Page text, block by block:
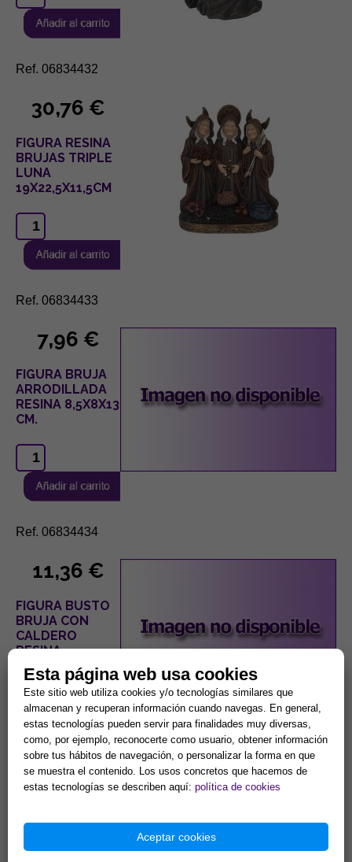
Ref. 06834432
30,76 €
FIGURA RESINA
BRUJAS TRIPLE
LUNA
19X22,5X11,5CM
Ref. 06834433
7,96 €
FIGURA BRUJA
ARRODILLADA
RESINA 8,5X8X13
CM.
Ref. 06834434
11,36 €
FIGURA BUSTO
BRUJA CON
CALDERO
RESINA
14X12,5X15 CM.
Ref. 06834436
5,16 €
FIGURA RESINA
Esta página web usa cookies
Este sitio web utiliza cookies y/o tecnologías similares que
almacenan y recuperan información cuando navegas. En general,
estas tecnologías pueden servir para finalidades muy diversas,
como, por ejemplo, reconocerte como usuario, obtener información
sobre tus hábitos de navegación, o personalizar la forma en que
se muestra el contenido. Los usos concretos que hacemos de
estas tecnologías se describen aquí: política de cookies
Aceptar cookies